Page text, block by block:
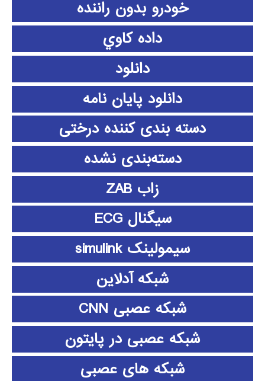
خودرو بدون راننده
داده كاوي
دانلود
دانلود پايان نامه
دسته بندی کننده درختی
دسته‌بندی نشده
زاب ZAB
سیگنال ECG
سیمولینک simulink
شبکه آدلاین
شبکه عصبی CNN
شبکه عصبی در پایتون
شبکه های عصبی